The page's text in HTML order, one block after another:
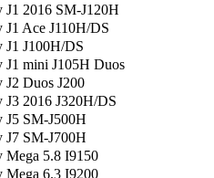
J1 2016 SM-J120H
J1 Ace J110H/DS
J1 J100H/DS
J1 mini J105H Duos
J2 Duos J200
J3 2016 J320H/DS
J5 SM-J500H
J7 SM-J700H
Mega 5.8 I9150
Mega 6.3 I9200